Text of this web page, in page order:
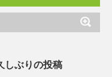
ぶりの投稿